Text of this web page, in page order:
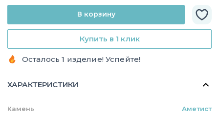
Купить в 1 клик
В корзину
Осталось 1 изделие! Успейте!
ХАРАКТЕРИСТИКИ
Камень Аметист